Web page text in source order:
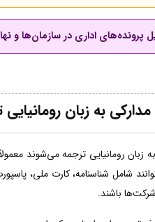
پرونده‌های اداری در سازمان‌ها و
به زبان
زبان رومانیایی ترجمه می‌شوند
شامل شناسنامه، کارت ملی،
باشند.